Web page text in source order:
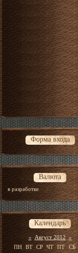
Форма входа
Валюта
в разработке
Календарь
« Август 2012 »
ПН ВТ СР ЧТ ПТ СБ